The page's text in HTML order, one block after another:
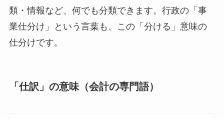
類・情報など、何でも分類できます。行政の「事
業仕分け」という言葉も、この「分ける」意味の
仕分けです。
「仕訳」の意味（会計の専門語）